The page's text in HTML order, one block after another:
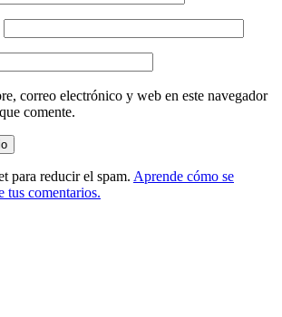
correo electrónico y web en este navegador
comente.
para reducir el spam. Aprende cómo se
tus comentarios.